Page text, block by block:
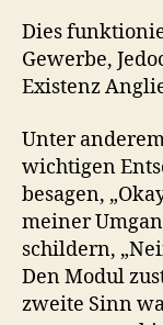
Dies
Gewerbe,
Existenz
Unter
wichtigen
besagen,
meiner
schildern,
Den Modul
zweite Sinn